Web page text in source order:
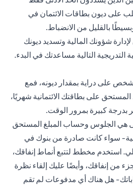
على ديون بطاقات الائتمان في
بالقليل من الانضباط.
شؤونك المالية وتسديد ديونك
التدريجية التالية مساعدتك في البدء.
شخص على دراية بمقدار ديونه، فمع
على بطاقتك الائتمانية شهريًا،
بدرجة كبيرة بمرور الوقت.
هي الجلوس وحساب المبلغ المستحق
سواء كانت صادرة من بنوك في
استخدم مخطط لتتبع أنماط إنفاقك،
من إنفاقك، وأيضًا عليك إلقاء نظرة
هل هناك أي مدفوعات لم تقم